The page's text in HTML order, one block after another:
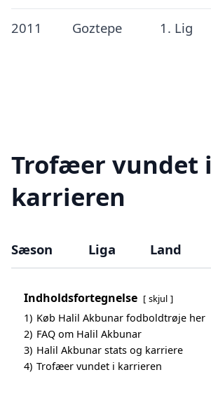
2011 Goztepe 1. Lig
Trofæer vundet i
karrieren
Sæson Liga Land
Indholdsfortegnelse skjul
1) Køb Halil Akbunar fodboldtrøje her
2) FAQ om Halil Akbunar
3) Halil Akbunar stats og karriere
4) Trofæer vundet i karrieren